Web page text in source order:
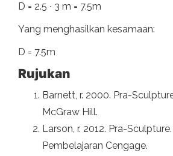
D = 2.5 ∙ 3 m = 7.5m
Yang menghasilkan kesamaan:
D = 7.5m
Rujukan
Barnett, r. 2000. Pra-
McGraw Hill.
Larson, r. 2012. Pra-
Pembelajaran Cengage.